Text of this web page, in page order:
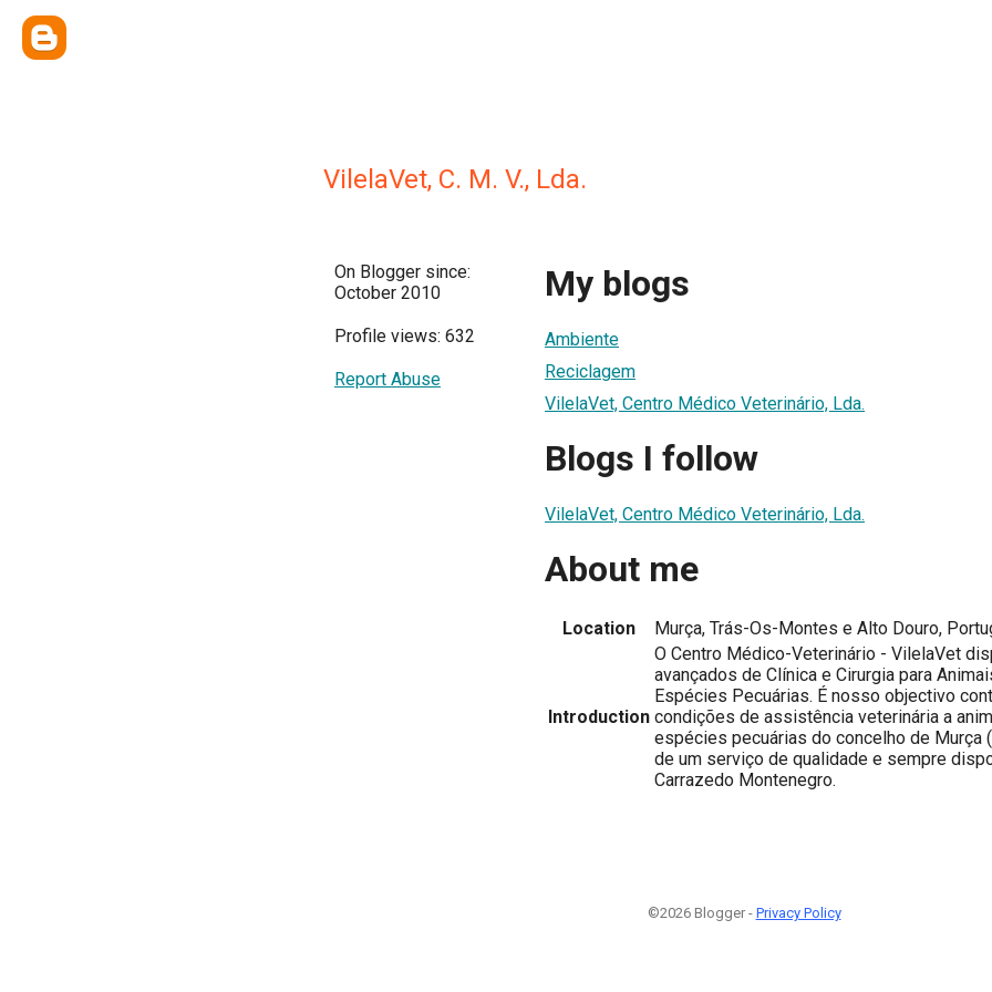
VilelaVet, C. M. V., Lda.
On Blogger since:
October 2010
Profile views: 632
Report Abuse
My blogs
Ambiente
Reciclagem
VilelaVet, Centro Médico Veterinário, Lda.
Blogs I follow
VilelaVet, Centro Médico Veterinário, Lda.
About me
Location Murça, Trás-Os-Montes e Alto Douro,
Introduction
O Centro Médico-Veterinário - VilelaVet
avançados de Clínica e Cirurgia para
Espécies Pecuárias. É nosso objectivo
condições de assistência veterinária a
espécies pecuárias do concelho de Murça
de um serviço de qualidade e sempre
Carrazedo Montenegro.
©2026 Blogger - Privacy Policy